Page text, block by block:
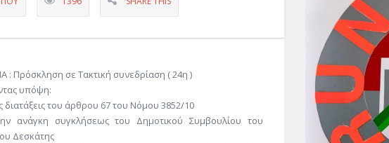
: Πρόσκληση σε Τακτική συνεδρίαση ( 24η )
υπόψη:
διατάξεις του άρθρου 67 του Νόμου 3852/10
ανάγκη συγκλήσεως του Δημοτικού Συμβουλίου του
Δεσκάτης